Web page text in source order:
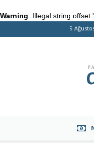
Warning: Illegal string offset
9